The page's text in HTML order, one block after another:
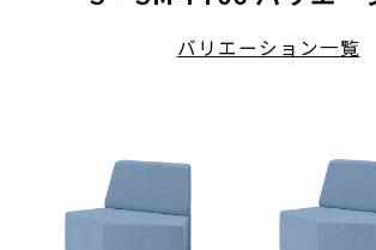
バリエーション一覧